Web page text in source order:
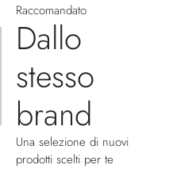
Raccomandato
Dallo
stesso
brand
Una selezione di nuovi
prodotti scelti per te